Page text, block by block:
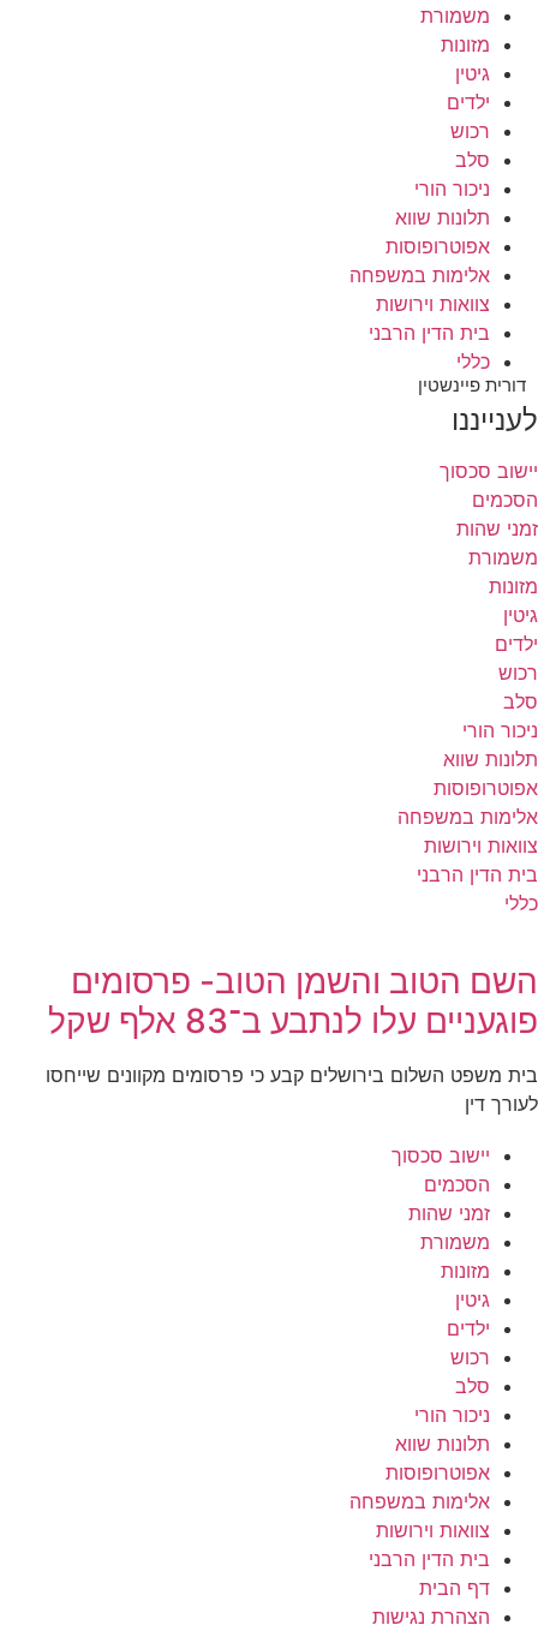
משמורת
מזונות
גיטין
ילדים
רכוש
סלב
ניכור הורי
תלונות שווא
אפוטרופוסות
אלימות במשפחה
צוואות וירושות
בית הדין הרבני
כללי
דורית פיינשטין
לענייננו
יישוב סכסוך
הסכמים
זמני שהות
משמורת
מזונות
גיטין
ילדים
רכוש
סלב
ניכור הורי
תלונות שווא
אפוטרופוסות
אלימות במשפחה
צוואות וירושות
בית הדין הרבני
כללי
השם הטוב והשמן הטוב- פרסומים
פוגעניים עלו לנתבע ב־83 אלף שקל
בית משפט השלום בירושלים קבע כי פרסומים מקוונים שייחסו
לעורך דין
יישוב סכסוך
הסכמים
זמני שהות
משמורת
מזונות
גיטין
ילדים
רכוש
סלב
ניכור הורי
תלונות שווא
אפוטרופוסות
אלימות במשפחה
צוואות וירושות
בית הדין הרבני
דף הבית
הצהרת נגישות